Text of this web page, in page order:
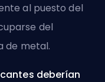
al puesto del
del
de metal.
deberían